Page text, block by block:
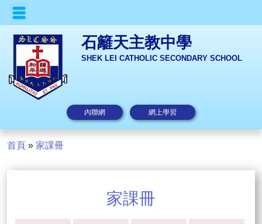
石籬天主教中學
SHEK LEI CATHOLIC SECONDARY SCHOOL
內聯網 網上學習
首頁 » 家課冊
家課冊